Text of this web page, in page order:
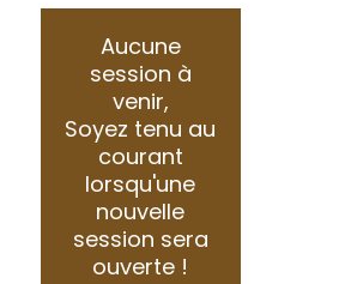
Aucune
session à
venir,
Soyez tenu au
courant
lorsqu'une
nouvelle
session sera
ouverte !